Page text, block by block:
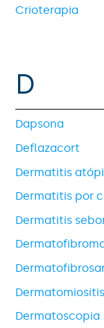
Crioterapia
D
Dapsona
Deflazacort
Dermatitis
Dermatitis por
Dermatitis
Dermatomiositis
Dermatoscopia